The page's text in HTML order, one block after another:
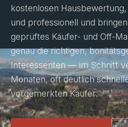
kostenlosen Hausbewertung
und professionell und
geprüftes Käufer- und Off-
genau die richtigen,
Interessenten — im Schnitt
Monaten, oft deutlich
vorgemerkten Käufer.